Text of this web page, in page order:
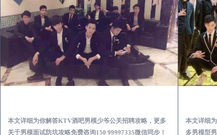
本文详细为你解答KTV酒吧男模少爷公关招聘攻略，更多
关于男模面试防坑攻略免费咨询150 99997335微信同步！
本文详细
多男模型